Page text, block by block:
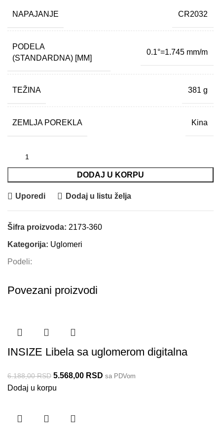
NAPAJANJE CR2032
PODELA
(STANDARDNA) [MM]
0.1°=1.745 mm/m
TEŽINA 381 g
ZEMLJA POREKLA Kina
DODAJ U KORPU
Uporedi Dodaj u listu želja
Šifra proizvoda: 2173-360
Kategorija: Uglomeri
Podeli:
Povezani proizvodi
INSIZE Libela sa uglomerom digitalna
6.188,00RSD 5.568,00 RSD sa PDVom
Dodaj u korpu